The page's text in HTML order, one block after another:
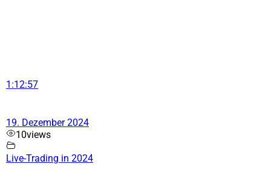
1:12:57
19. Dezember 2024
10views
Live-Trading in 2024